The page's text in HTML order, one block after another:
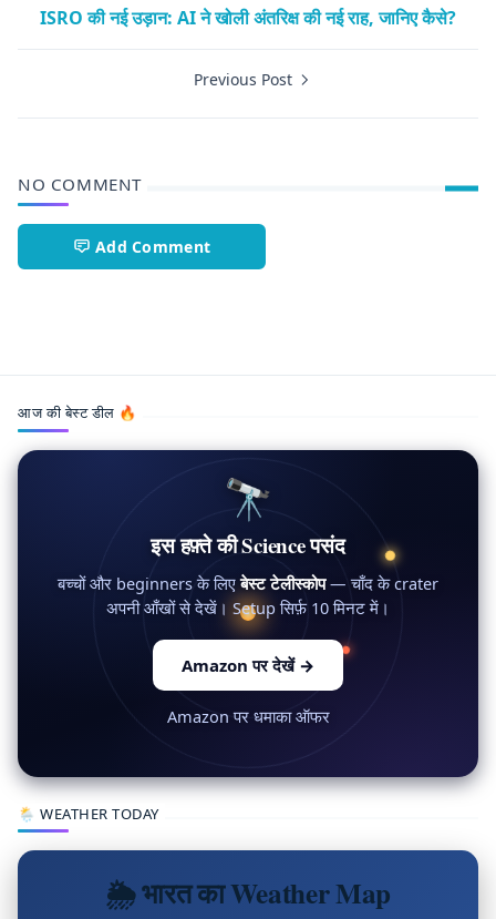
ISRO की नई उड़ान: AI ने खोली अंतरिक्ष की नई राह, जानिए कैसे?
Previous Post
NO COMMENT
Add Comment
आज की बेस्ट डील 🔥
🔭
इस हफ़्ते की Science पसंद
बच्चों और beginners के लिएबेस्ट टेलीस्कोप— चाँद के crater
अपनी आँखों से देखें। Setup सिर्फ़ 10 मिनट में।
Amazon पर देखें →
Amazon पर धमाका ऑफर
🌦 WEATHER TODAY
🌦 भारत का Weather Map